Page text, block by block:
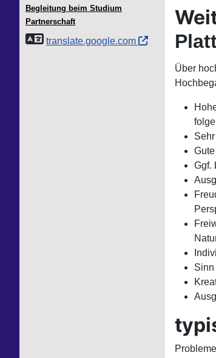
Über
Ggf.
Sinn
Begleitung beim Studium
Partnerschaft
translate.google.com